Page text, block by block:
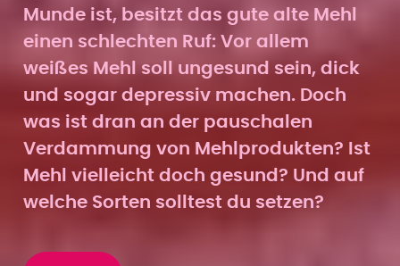
Munde ist, besitzt das gute alte Mehl
einen schlechten Ruf: Vor allem
weißes Mehl soll ungesund sein, dick
und sogar depressiv machen. Doch
was ist dran an der pauschalen
Verdammung von Mehlprodukten? Ist
Mehl vielleicht doch gesund? Und auf
welche Sorten solltest du setzen?